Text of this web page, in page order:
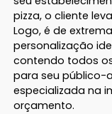
pizza, o cliente
Logo, é de
personalização
contendo todos
para seu público-
especializada na
orçamento.